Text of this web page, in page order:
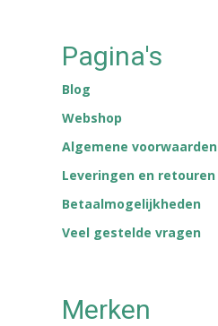
Pagina's
Blog
Webshop
Algemene voorwaarden
Leveringen en retouren
Betaalmogelijkheden
Veel gestelde vragen
Merken